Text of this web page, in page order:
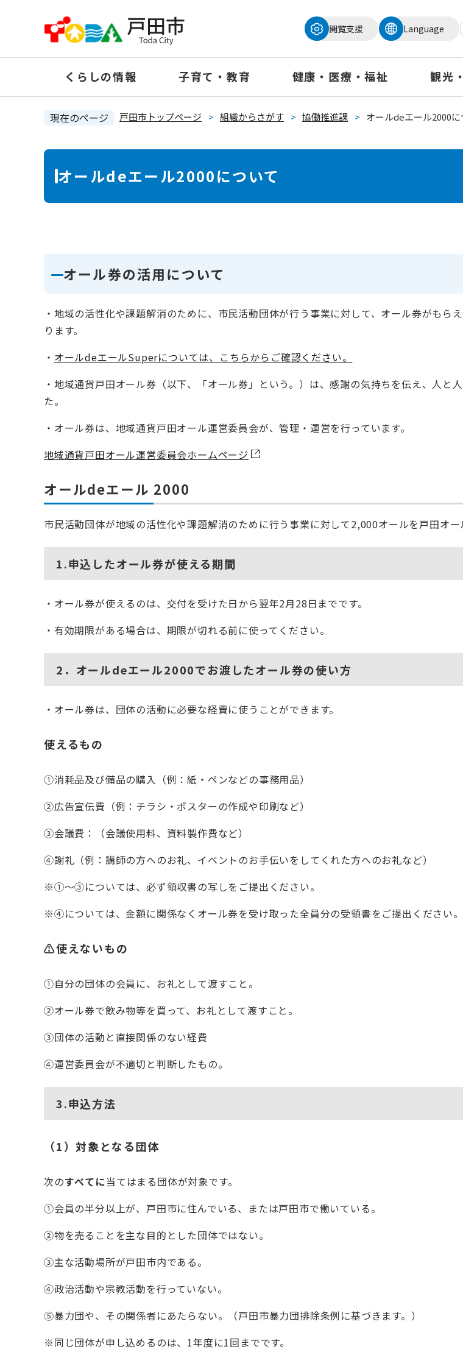
の
頭
閲覧支援
Language
くらしの情報 子育て・教育 健康・医療・福祉 観光
現在のページ 戸田市トップページ > 組織からさがす > 協働推進課 > オールdeエール2000に
本
オールdeエール2000について
オール券の活用について
・地域の活性化や課題解消のために、市民活動団体が行う事業に対して、オール券がも
ります。
・ オールdeエールSuperについては、こちらからご確認ください。
・地域通貨戸田オール券（以下、「オール券」という。）は、感謝の気持ちを伝え、人
た。
・オール券は、地域通貨戸田オール運営委員会が、管理・運営を行っています。
地域通貨戸田オール運営委員会ホームページ
オールdeエール 2000
市民活動団体が地域の活性化や課題解消のために行う事業に対して2,000オールを戸田オー
​1.申込したオール券が使える期間
・オール券が使えるのは、交付を受けた日から翌年2月28日までです。
・有効期限がある場合は、期限が切れる前に使ってください。
2．オールdeエール2000でお渡したオール券の使い方
・オール券は、団体の活動に必要な経費に使うことができます。
使えるもの
①消耗品及び備品の購入（例：紙・ペンなどの事務用品）
②広告宣伝費（例：チラシ・ポスターの作成や印刷など）
③会議費：（会議使用料、資料製作費など）
④謝礼（例：講師の方へのお礼、イベントのお手伝いをしてくれた方へのお礼など）
※①～③については、必ず領収書の写しをご提出ください。
※④については、金額に関係なくオール券を受け取った全員分の受領書をご提出ください。
⚠使えないもの
➀自分の団体の会員に、お礼として渡すこと。
②オール券で飲み物等を買って、お礼として渡すこと。
③団体の活動と直接関係のない経費
④運営委員会が不適切と判断したもの。
3.申込方法
（1）対象となる団体
次のすべてに当てはまる団体が対象です。
①会員の半分以上が、戸田市に住んでいる、または戸田市で働いている。
②物を売ることを主な目的とした団体ではない。
③主な活動場所が戸田市内である。
④政治活動や宗教活動を行っていない。
⑤暴力団や、その関係者にあたらない。（戸田市暴力団排除条例に基づきます。）
※同じ団体が申し込めるのは、1年度に1回までです。